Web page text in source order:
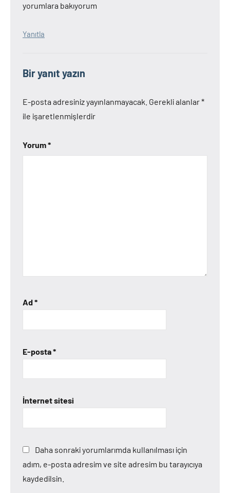
yorumlara bakıyorum
Yanıtla
Bir yanıt yazın
E-posta adresiniz yayınlanmayacak. Gerekli alanlar*
ile işaretlenmişlerdir
Yorum*
Ad*
E-posta*
İnternet sitesi
Daha sonraki yorumlarımda kullanılması için
adım, e-posta adresim ve site adresim bu tarayıcıya
kaydedilsin.